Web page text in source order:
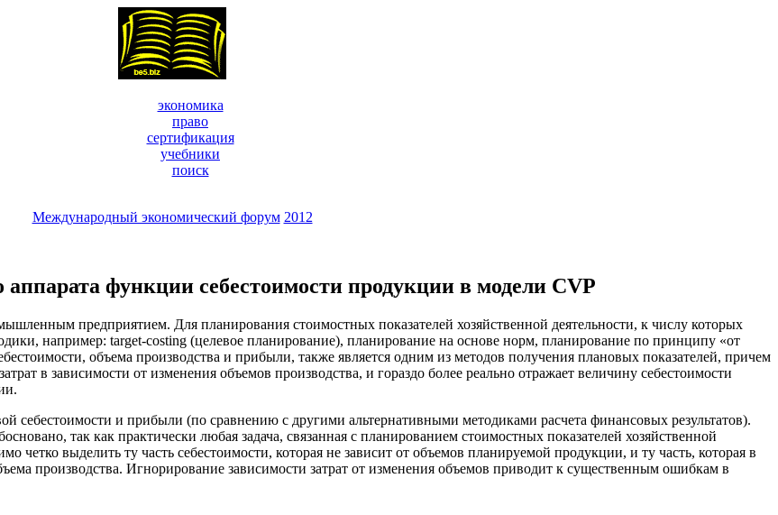
экономика
право
сертификация
учебники
поиск
Международный экономический форум 2012
функции себестоимости продукции в модели CVP
предприятием. Для планирования стоимостных показателей хозяйственной деятельности, к числу которых
например: target-costing (целевое планирование), планирование на основе норм, планирование по принципу «от
объема производства и прибыли, также является одним из методов получения плановых показателей, причем
в зависимости от изменения объемов производства, и гораздо более реально отражает величину себестоимости
себестоимости и прибыли (по сравнению с другими альтернативными методиками расчета финансовых результатов).
так как практически любая задача, связанная с планированием стоимостных показателей хозяйственной
четко выделить ту часть себестоимости, которая не зависит от объемов планируемой продукции, и ту часть, которая в
производства. Игнорирование зависимости затрат от изменения объемов приводит к существенным ошибкам в